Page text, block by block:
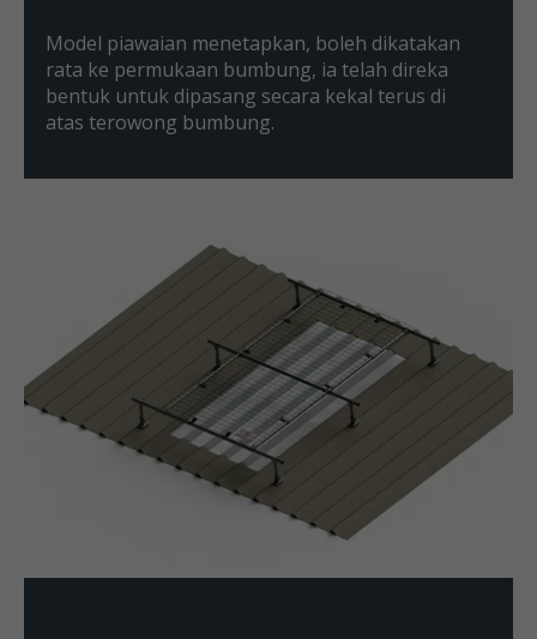
Model piawaian menetapkan, boleh dikatakan
rata ke permukaan bumbung, ia telah direka
bentuk untuk dipasang secara kekal terus di
atas terowong bumbung.